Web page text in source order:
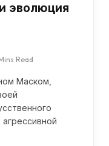
эволюция
Read
Маском,